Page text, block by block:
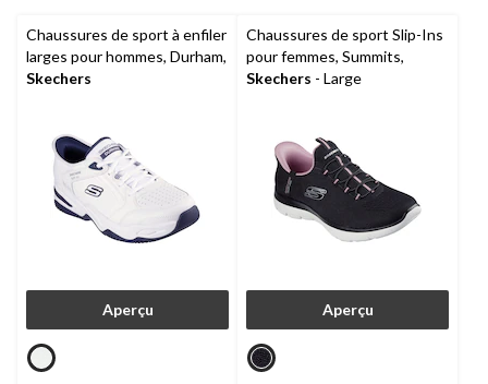
Chaussures de sport à enfiler
larges pour hommes, Durham,
Skechers
Aperçu
Chaussures de sport Slip-Ins
pour femmes, Summits,
Skechers - Large
Aperçu